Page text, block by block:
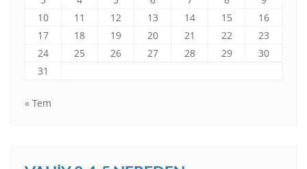
10
11 12 13 14 15
16
17
18 19 20 21 22
23
24
25 26 27 28 29
30
31
« Tem